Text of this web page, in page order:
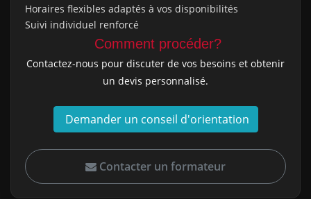
Horaires flexibles adaptés à vos disponibilités
Suivi individuel renforcé
Comment procéder?
Contactez-nous pour discuter de vos besoins et obtenir
un devis personnalisé.
Demander un conseil d'orientation
Contacter un formateur